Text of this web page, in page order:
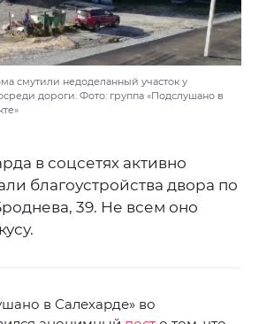
смутили недоделанный участок у
дороги. Фото: группа «Подслушано в
в соцсетях активно
благоустройства двора по
39. Не всем оно
в Салехарде» во